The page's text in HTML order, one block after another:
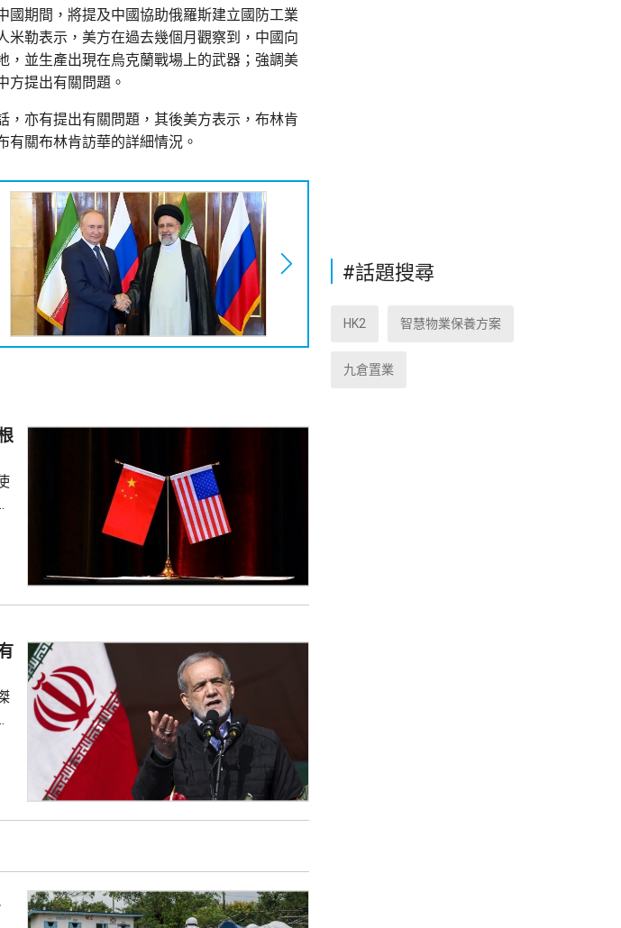
期間，將提及中國協助俄羅斯建立國防工業
勒表示，美方在過去幾個月觀察到，中國向
，並生產出現在烏克蘭戰場上的武器；強調美
方提出有關問題。
亦有提出有關問題，其後美方表示，布林肯
有關布林肯訪華的詳細情況。
#話題搜尋
HK2 智慧物業保養方案
九倉置業